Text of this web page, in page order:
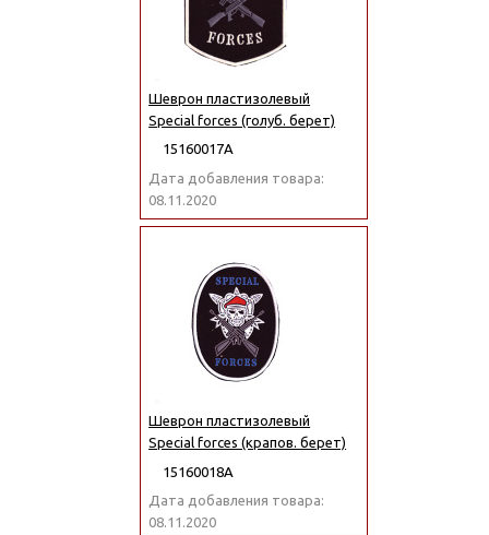
Шеврон пластизолевый
Special forces (голуб. берет)
15160017А
Дата добавления товара:
08.11.2020
Шеврон пластизолевый
Special forces (крапов. берет)
15160018А
Дата добавления товара:
08.11.2020